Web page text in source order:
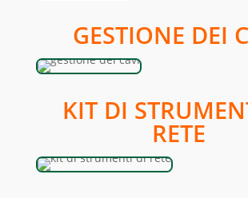
GESTIONE DEI
KIT DI
RETE